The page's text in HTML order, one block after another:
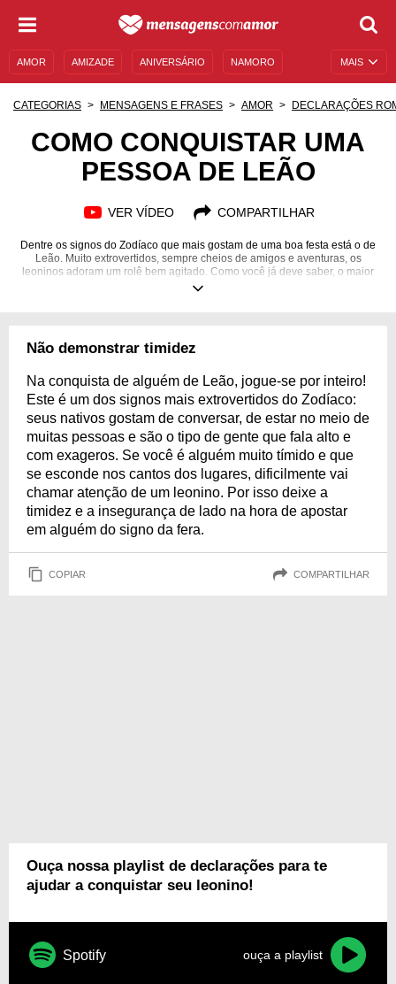
MAIS
AMOR AMIZADE ANIVERSÁRIO NAMORO
MENSAGENS E FRASES MENSAGENS DE ANIVERSÁRIO
CATEGORIAS MENSAGENS E FRASES AMOR DECLARAÇÕES
COMO CONQUISTAR UMA
PESSOA DE LEÃO
VER VÍDEO COMPARTILHAR
Dentre os signos do Zodíaco que mais gostam de uma boa festa está o de
Leão. Muito extrovertidos, sempre cheios de amigos e aventuras, os
leoninos adoram um rolê bem agitado. Como você já deve saber, o maior
estereótipo ligado a este signo é o de que eles são seres vaidosos e muito
preocupe! Utilize as dicas que preparamos para você conquistar uma
Não demonstrar timidez
Na conquista de alguém de Leão, jogue-se por inteiro!
Este é um dos signos mais extrovertidos do Zodíaco:
seus nativos gostam de conversar, de estar no meio de
muitas pessoas e são o tipo de gente que fala alto e
com exageros. Se você é alguém muito tímido e que
se esconde nos cantos dos lugares, dificilmente vai
chamar atenção de um leonino. Por isso deixe a
timidez e a insegurança de lado na hora de apostar
em alguém do signo da fera.
COPIAR COMPARTILHAR
Ouça nossa playlist de declarações para te
ajudar a conquistar seu leonino!
Spotify ouça a playlist